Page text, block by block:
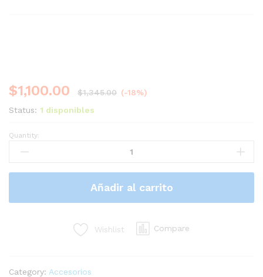
$1,100.00 $1,345.00 (-18%)
Status: 1 disponibles
Lector
de
y
Quantity:
Añadir al carrito
Wishlist Compare
Category: Accesorios